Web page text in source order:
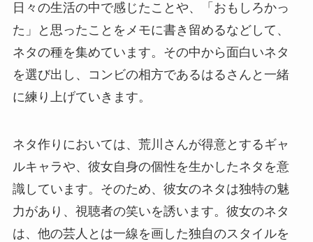
日々の生活の中で感じたことや、「おもしろかっ
た」と思ったことをメモに書き留めるなどして、
ネタの種を集めています。その中から面白いネタ
を選び出し、コンビの相方であるはるさんと一緒
に練り上げていきます。
ネタ作りにおいては、荒川さんが得意とするギャ
ルキャラや、彼女自身の個性を生かしたネタを意
識しています。そのため、彼女のネタは独特の魅
力があり、視聴者の笑いを誘います。彼女のネタ
は、他の芸人とは一線を画した独自のスタイルを